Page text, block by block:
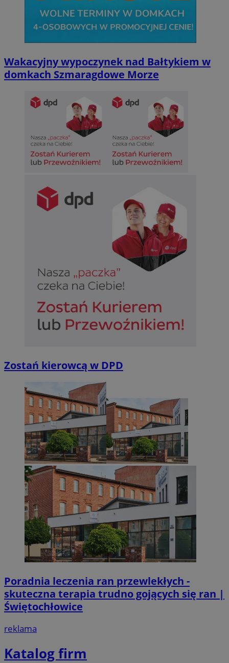
Wakacyjny wypoczynek nad Bałtykiem w
domkach Szmaragdowe Morze
Zostań kierowcą w DPD
Poradnia leczenia ran przewlekłych -
skuteczna terapia trudno gojących się ran |
Świętochłowice
reklama
Katalog firm